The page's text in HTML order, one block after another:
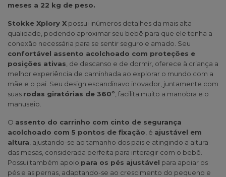
meses a 22 kg de peso.
Stokke Xplory X possui inúmeros detalhes da mais alta
qualidade, podendo aproximar seu bebê para que ele tenha a
conexão necessária para se sentir seguro e amado. Seu
confortável assento acolchoado com proteções e
posições ativas , de descanso e de dormir, oferece à criança a
melhor experiência de caminhada ao explorar o mundo com a
mãe e o pai. Seu design escandinavo inovador, juntamente com
suas rodas giratórias de 360º , facilita muito a manobra e o
manuseio.
O assento do carrinho com cinto de segurança
acolchoado com 5 pontos de fixação , é ajustável em
altura , ajustando-se ao tamanho dos pais e atingindo a altura
das mesas, considerada perfeita para interagir com o bebê.
Possui também apoio para os pés ajustável para apoiar os
pés e as pernas, adaptando-se ao crescimento do pequeno e